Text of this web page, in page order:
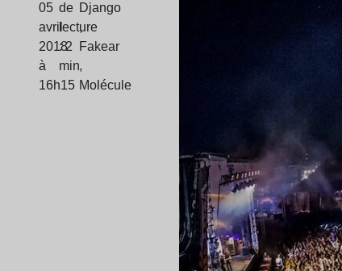
05
avril
2018
à
16h15
de
lecture
: 2
min
Django
,
Fakear
,
Molécule